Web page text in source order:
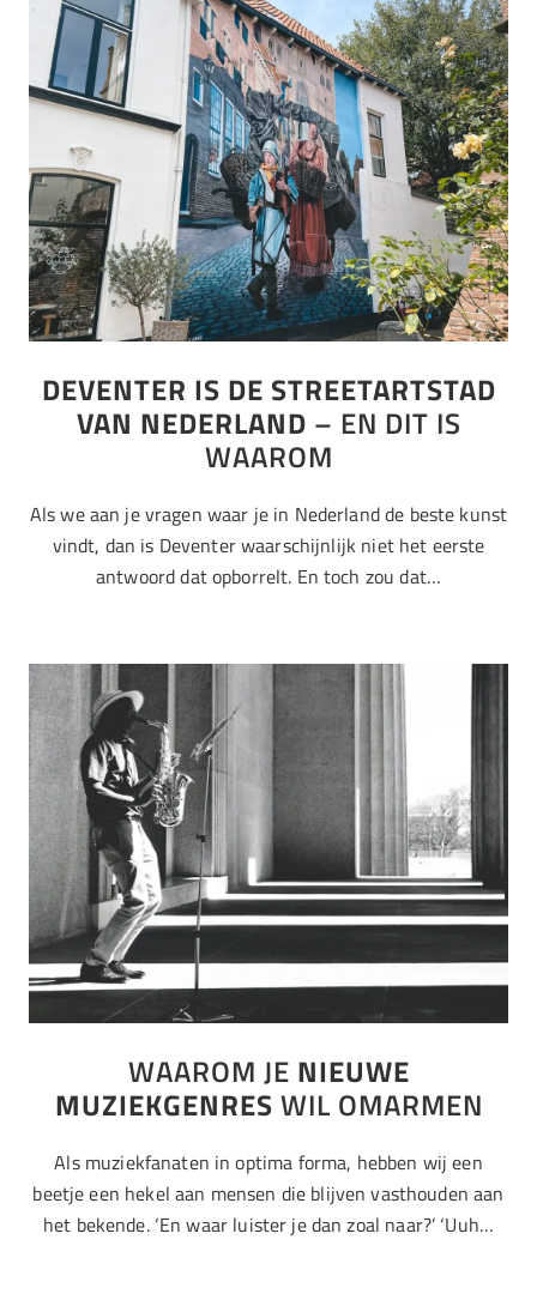
DEVENTER IS DE STREETARTSTAD
VAN NEDERLAND – EN DIT IS
WAAROM
Als we aan je vragen waar je in Nederland de beste kunst
vindt, dan is Deventer waarschijnlijk niet het eerste
antwoord dat opborrelt. En toch zou dat…
WAAROM JE NIEUWE
MUZIEKGENRESWIL OMARMEN
Als muziekfanaten in optima forma, hebben wij een
beetje een hekel aan mensen die blijven vasthouden aan
het bekende. ‘En waar luister je dan zoal naar?’ ‘Uuh…